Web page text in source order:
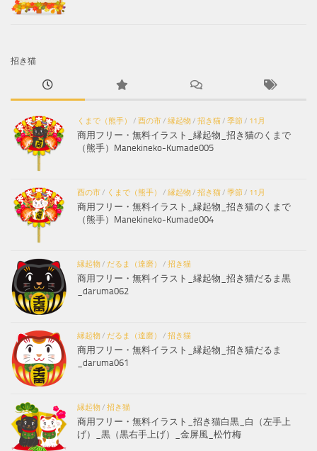
招き猫
くまで（熊手） / 酉の市/ 縁起物/ 招き猫/ 季節/ 11月
商用フリー・無料イラスト_縁起物_招き猫のくまで
（熊手）Manekineko-Kumade005
酉の市/ くまで（熊手） / 縁起物/ 招き猫/ 季節/ 11月
商用フリー・無料イラスト_縁起物_招き猫のくまで
（熊手）Manekineko-Kumade004
縁起物/ だるま（達磨） / 招き猫
商用フリー・無料イラスト_縁起物_招き猫だるま黒
_daruma062
縁起物/ だるま（達磨） / 招き猫
商用フリー・無料イラスト_縁起物_招き猫だるま
_daruma061
縁起物/ 招き猫
商用フリー・無料イラスト_招き猫白黒_白（左手上
げ）_黒（黒右手上げ）_金屏風_松竹梅